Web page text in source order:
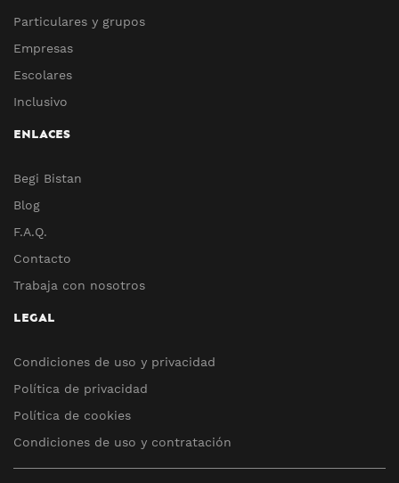
Particulares y grupos
Empresas
Escolares
Inclusivo
ENLACES
Begi Bistan
Blog
F.A.Q.
Contacto
Trabaja con nosotros
LEGAL
Condiciones de uso y privacidad
Política de privacidad
Política de cookies
Condiciones de uso y contratación